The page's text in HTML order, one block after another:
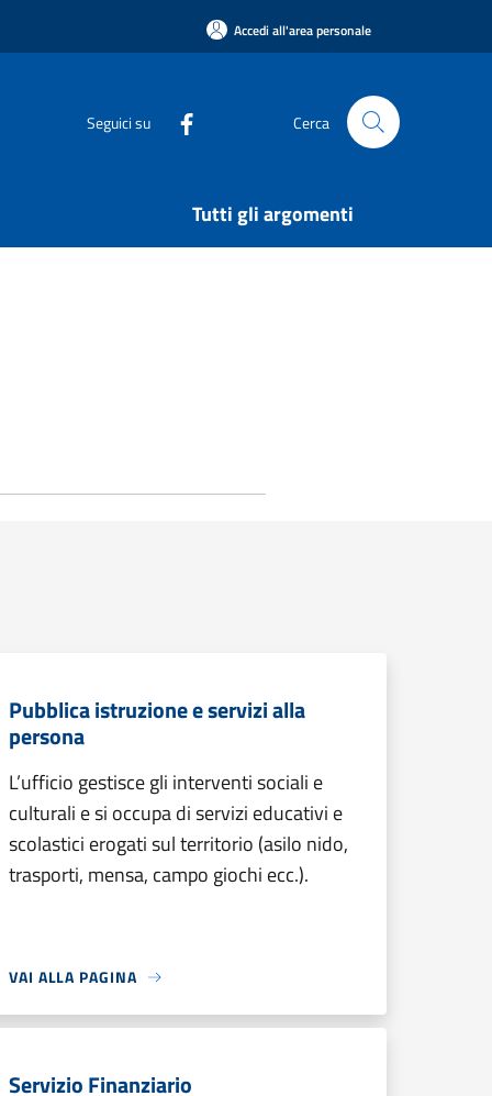
Accedi all'area personale
Seguici su Cerca
Tutti gli argomenti
Pubblica istruzione e servizi alla
persona
L’ufficio gestisce gli interventi sociali e
culturali e si occupa di servizi educativi e
scolastici erogati sul territorio (asilo nido,
trasporti, mensa, campo giochi ecc.).
VAI ALLA PAGINA
Servizio Finanziario